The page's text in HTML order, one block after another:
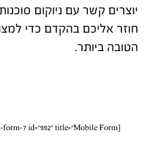
יוצרים קשר עם ניוקום
חוזר אליכם בהקדם כדי
הטובה ביותר.